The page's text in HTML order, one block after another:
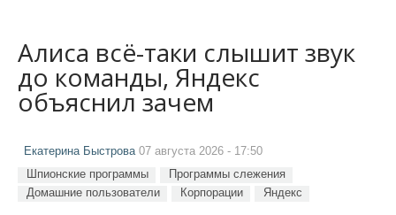
Алиса всё-таки слышит звук
до команды, Яндекс
объяснил зачем
Екатерина Быстрова 07 августа 2026 - 17:50
Шпионские программы
Программы слежения
Домашние пользователи
Корпорации Яндекс